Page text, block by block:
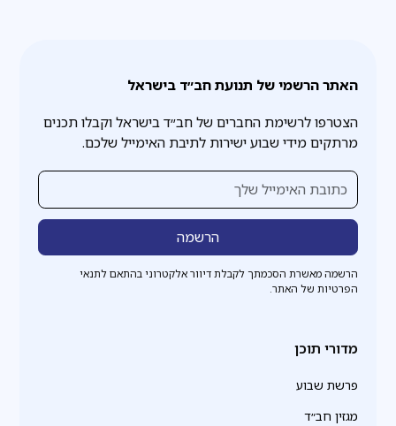
האתר הרשמי של תנועת חב״ד בישראל
הצטרפו לרשימת החברים של חב״ד בישראל וקבלו תכנים
מרתקים מידי שבוע ישירות לתיבת האימייל שלכם.
הרשמה מאשרת הסכמתך לקבלת דיוור אלקטרוני בהתאם לתנאי
הפרטיות של האתר.
מדורי תוכן
פרשת שבוע
מגזין חב״ד